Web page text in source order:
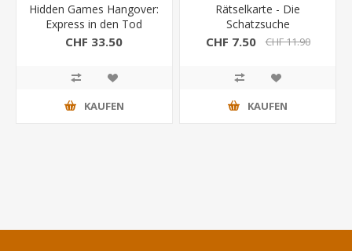
Hidden Games Hangover:
Express in den Tod
(Krimidinner)
CHF 33.50
KAUFEN
Rätselkarte - Die
Schatzsuche
CHF 7.50 CHF 11.90
KAUFEN